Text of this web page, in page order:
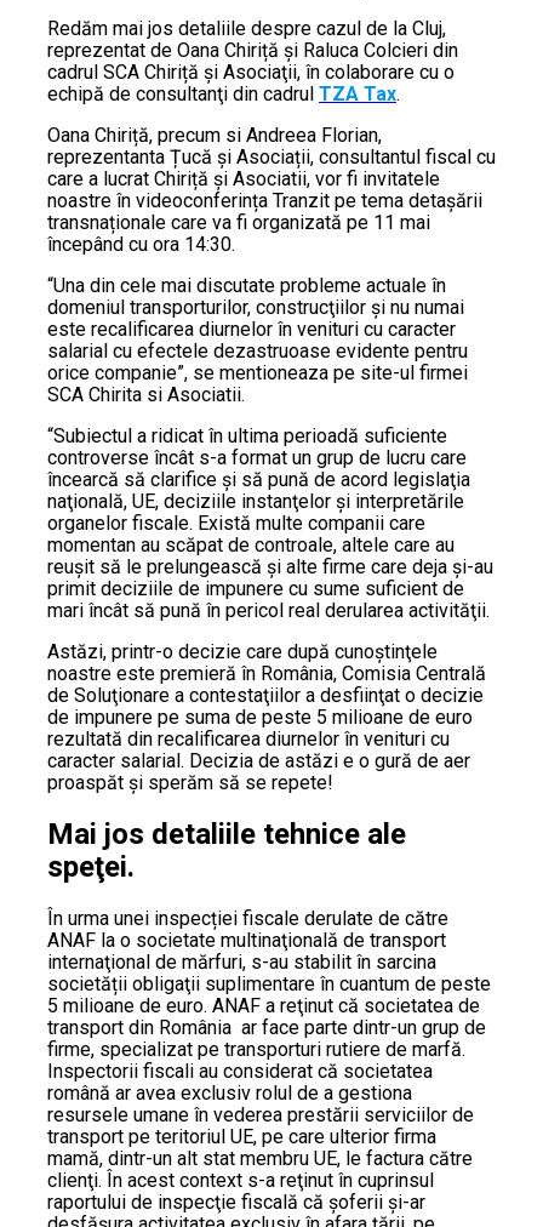
Redăm mai jos detaliile despre cazul de la Cluj,
reprezentat de Oana Chiriță și Raluca Colcieri din
cadrul SCA Chiriță şi Asociaţii, în colaborare cu o
echipă de consultanţi din cadrul TZA Tax.
Oana Chiriță, precum si Andreea Florian,
reprezentanta Țucă și Asociații, consultantul fiscal cu
care a lucrat Chiriță și Asociatii, vor fi invitatele
noastre în videoconferința Tranzit pe tema detașării
transnaționale care va fi organizată pe 11 mai
începând cu ora 14:30.
“Una din cele mai discutate probleme actuale în
domeniul transporturilor, construcţiilor şi nu numai
este recalificarea diurnelor în venituri cu caracter
salarial cu efectele dezastruoase evidente pentru
orice companie”, se mentioneaza pe site-ul firmei
SCA Chirita si Asociatii.
“Subiectul a ridicat în ultima perioadă suficiente
controverse încât s-a format un grup de lucru care
încearcă să clarifice şi să pună de acord legislaţia
naţională, UE, deciziile instanţelor şi interpretările
organelor fiscale. Există multe companii care
momentan au scăpat de controale, altele care au
reuşit să le prelungească şi alte firme care deja şi-au
primit deciziile de impunere cu sume suficient de
mari încât să pună în pericol real derularea activităţii.
Astăzi, printr-o decizie care după cunoştinţele
noastre este premieră în România, Comisia Centrală
de Soluţionare a contestaţiilor a desfiinţat o decizie
de impunere pe suma de peste 5 milioane de euro
rezultată din recalificarea diurnelor în venituri cu
caracter salarial. Decizia de astăzi e o gură de aer
proaspăt şi sperăm să se repete!
Mai jos detaliile tehnice ale
speţei.
În urma unei inspecției fiscale derulate de către
ANAF la o societate multinaţională de transport
internaţional de mărfuri, s-au stabilit în sarcina
societății obligaţii suplimentare în cuantum de peste
5 milioane de euro. ANAF a reţinut că societatea de
transport din România ar face parte dintr-un grup de
firme, specializat pe transporturi rutiere de marfă.
Inspectorii fiscali au considerat că societatea
română ar avea exclusiv rolul de a gestiona
resursele umane în vederea prestării serviciilor de
transport pe teritoriul UE, pe care ulterior firma
mamă, dintr-un alt stat membru UE, le factura către
clienţi. În acest context s-a reţinut în cuprinsul
raportului de inspecţie fiscală că şoferii şi-ar